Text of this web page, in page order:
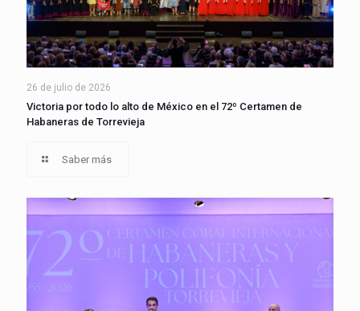
26 de julio de 2026
Victoria por todo lo alto de México en el 72º Certamen de
Habaneras de Torrevieja
Saber más